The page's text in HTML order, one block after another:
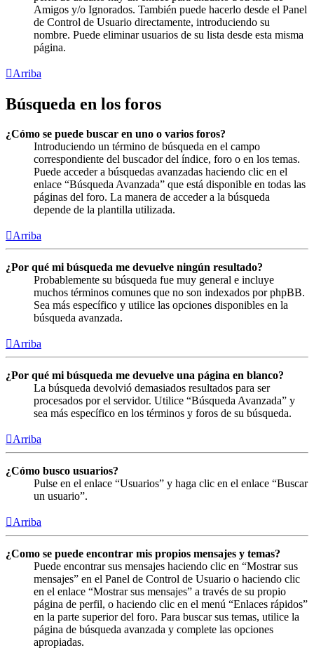
Amigos y/o Ignorados. También puede hacerlo desde el Panel
de Control de Usuario directamente, introduciendo su
nombre. Puede eliminar usuarios de su lista desde esta misma
página.
Arriba
Búsqueda en los foros
¿Cómo se puede buscar en uno o varios foros?
Introduciendo un término de búsqueda en el campo
correspondiente del buscador del índice, foro o en los temas.
Puede acceder a búsquedas avanzadas haciendo clic en el
enlace “Búsqueda Avanzada” que está disponible en todas las
páginas del foro. La manera de acceder a la búsqueda
depende de la plantilla utilizada.
Arriba
¿Por qué mi búsqueda me devuelve ningún resultado?
Probablemente su búsqueda fue muy general e incluye
muchos términos comunes que no son indexados por phpBB.
Sea más específico y utilice las opciones disponibles en la
búsqueda avanzada.
Arriba
¿Por qué mi búsqueda me devuelve una página en blanco?
La búsqueda devolvió demasiados resultados para ser
procesados por el servidor. Utilice “Búsqueda Avanzada” y
sea más específico en los términos y foros de su búsqueda.
Arriba
¿Cómo busco usuarios?
Pulse en el enlace “Usuarios” y haga clic en el enlace “Buscar
un usuario”.
Arriba
¿Como se puede encontrar mis propios mensajes y temas?
Puede encontrar sus mensajes haciendo clic en “Mostrar sus
mensajes” en el Panel de Control de Usuario o haciendo clic
en el enlace “Mostrar sus mensajes” a través de su propio
página de perfil, o haciendo clic en el menú “Enlaces rápidos”
en la parte superior del foro. Para buscar sus temas, utilice la
página de búsqueda avanzada y complete las opciones
apropiadas.